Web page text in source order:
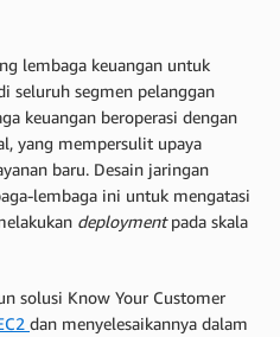
lembaga keuangan untuk
seluruh segmen pelanggan
keuangan beroperasi dengan
yang mempersulit upaya
baru. Desain jaringan
lembaga ini untuk mengatasi
deploymentpada skala
solusi Know Your Customer
dan menyelesaikannya dalam